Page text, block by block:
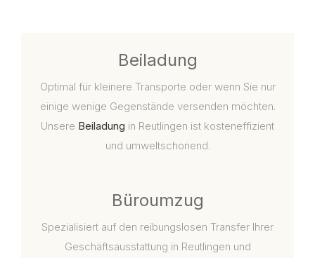
Beiladung
Optimal für kleinere Transporte oder wenn Sie nur
einige wenige Gegenstände versenden möchten.
Unsere Beiladung in Reutlingen ist kosteneffizient
und umweltschonend.
Büroumzug
Spezialisiert auf den reibungslosen Transfer Ihrer
Geschäftsausstattung in Reutlingen und